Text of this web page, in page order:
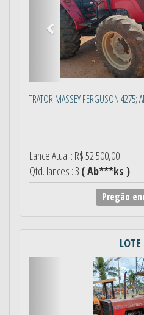
TRATOR MASSEY FERGUSON 4275;
Lance Atual : R$ 52.500,00
Qtd. lances : 3 ( Ab***ks )
Pregão